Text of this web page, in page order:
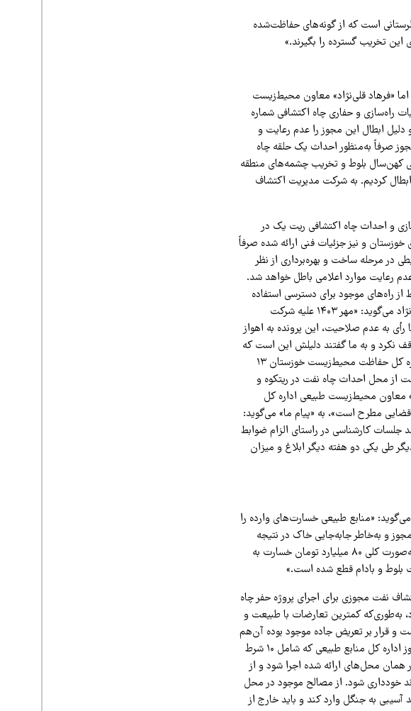
است که از گونه‌های حفاظت‌شده
تخریب گسترده را بگیرند.»
«فرهاد قلی‌نژاد» معاون محیط‌زیست
راه‌سازی و حفاری چاه اکتشافی شماره
۸ مهرماه ۱۴۰۳ باطل شده است.» او دلیل ابطال این مجوز را عدم رعایت و
صرفاً به‌منظور احداث یک حلقه چاه
کهن‌سال بلوط و تخریب چشمه‌های منطقه
کردیم. به شرکت مدیریت اکتشاف
«عملیات راه‌سازی و احداث چاه اکتشافی ریت یک در
و نیز جزئیات فنی ارائه شده صرفاً
مرحله ساخت و بهره‌برداری از نظر
رعایت موارد اعلامی باطل خواهد شد.
راه‌های موجود برای دسترسی استفاده
شود و از تعریض و قطع درختان مسیر و احداث راه جدید خودداری شود.» قلی‌نژاد می‌گوید: «مهر ۱۴۰۳ علیه شرکت
به عدم صلاحیت، این پرونده به اهواز
نکرد و به ما گفتند دلیلش این است که
از منابع طبیعی مجوز گرفته و آنها جرایمی را دریافت کردند.» روابط‌عمومی اداره کل حفاظت محیط‌زیست خوزستان ۱۳
از محل احداث چاه نفت در ریتکوه و
معاون محیط‌زیست طبیعی اداره کل
مطرح است»، به «پیام ما» می‌گوید:
شد جلسات کارشناسی در راستای الزام ضوابط
طی یکی دو هفته دیگر ابلاغ و میزان
«منابع طبیعی خسارت‌های وارده را
و به‌خاطر جابه‌جایی خاک در نتیجه
جاده‌سازی است. این در حالی است که در این عملیات طبق برآوردهای اولیه به‌صورت کلی ۸۰ میلیارد تومان خسارت به
طبیعی استان در مهر ۱۴۰۲ به مدیریت اکتشاف نفت مجوزی برای اجرای پروژه حفر چاه
به‌طوری‌که کمترین تعارضات با طبیعت و
و قرار بر تعریض جاده موجود بوده آن‌هم
در بعضی نقاط که نیاز داشته و اصلاً قرار نبود درختی قطع شود.» بر اساس مجوز اداره کل منابع طبیعی که شامل ۱۰ شرط
محل‌های ارائه شده اجرا شود و از
خودداری شود. از مصالح موجود در محل
به جنگل وارد کند و باید خارج از